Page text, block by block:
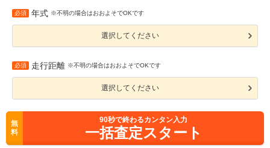
必須 年式 ※不明の場合はおおよそでOKです
選択してください
必須 走行距離 ※不明の場合はおおよそでOKです
選択してください
無
料
90秒で終わるカンタン入力
一括査定スタート